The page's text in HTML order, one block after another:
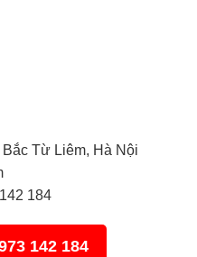
Từ Liêm, Hà Nội
184
142 184